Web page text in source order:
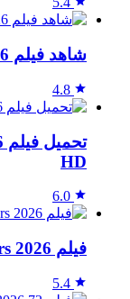
شاهد فيلم Her Private Hell 2026 مترجم HD
4.8
HD
6.0
فيلم The Truthers 2026 مترجم اون لاين
5.4